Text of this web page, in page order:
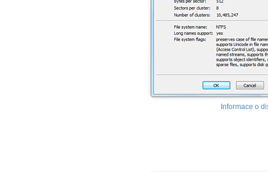
Informace o